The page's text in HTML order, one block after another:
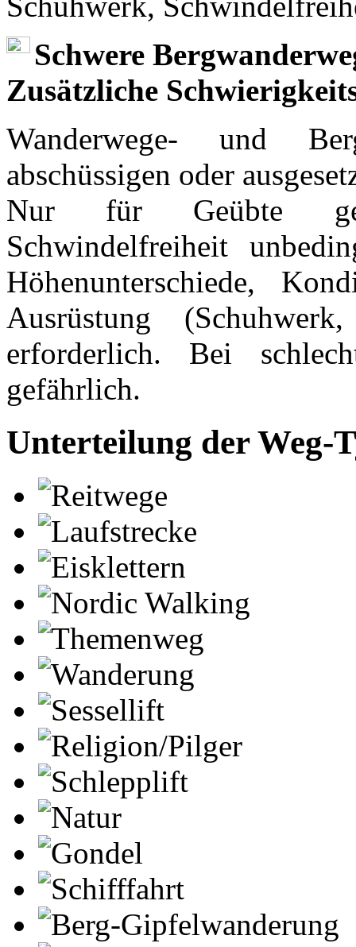
Schwere
Zusätzliche
Wanderwege- und
abschüssigen oder
Nur für Geübte
Schwindelfreiheit
Höhenunterschiede,
Ausrüstung
erforderlich. Bei
gefährlich.
Unterteilung der Weg-
Reitwege
Laufstrecke
Eisklettern
Nordic Walking
Themenweg
Wanderung
Sessellift
Religion/Pilger
Schlepplift
Natur
Gondel
Schifffahrt
Berg-Gipfelwanderung